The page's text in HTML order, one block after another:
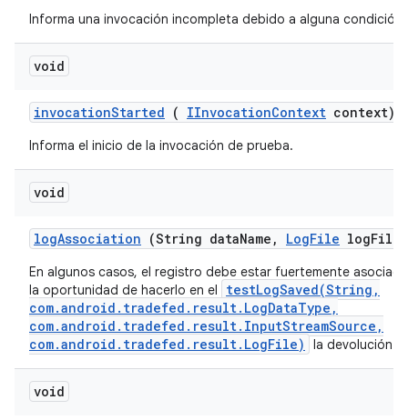
Informa una invocación incompleta debido a alguna condición
void
invocationStarted ( IInvocationContext context)
Informa el inicio de la invocación de prueba.
void
logAssociation (String dataName , LogFile logFile)
En algunos casos, el registro debe estar fuertemente
la oportunidad de hacerlo en el
testLogSaved(String,
com.android.tradefed.result.LogDataType,
com.android.tradefed.result.InputStreamSource,
com.android.tradefed.result.LogFile)
la devolución
void